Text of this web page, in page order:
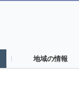
地域の情報